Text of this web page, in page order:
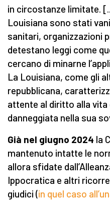
in circostanze limitate.
Louisiana sono stati
sanitari, organizzazioni
detestano leggi come
cercano di minarne
La Louisiana, come gli
repubblicana,
attente al diritto alla vita
danneggiata nella sua
Già nel giugno 2024 la
mantenuto intatte le
allora sfidate
Ippocratica e altri
giudici (in quel caso